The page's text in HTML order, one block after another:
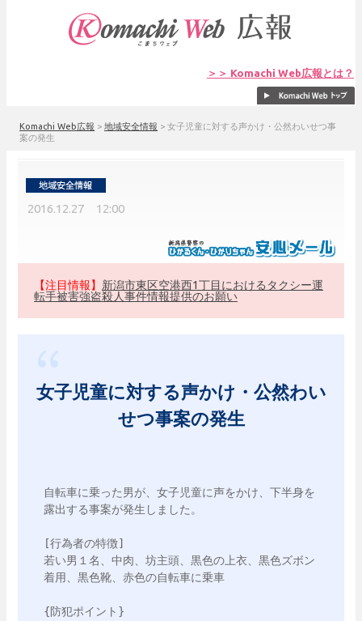
＞＞ Komachi Web広報とは？
Komachi Web広報 > 地域安全情報 > 女子児童に対する声かけ・公然わいせつ事
案の発生
2016.12.27 12:00
【注目情報】 新潟市東区空港西1丁目におけるタクシー運
転手被害強盗殺人事件情報提供のお願い
女子児童に対する声かけ・公然わい
せつ事案の発生
自転車に乗った男が、女子児童に声をかけ、下半身を
露出する事案が発生しました。
[行為者の特徴]
若い男１名、中肉、坊主頭、黒色の上衣、黒色ズボン
着用、黒色靴、赤色の自転車に乗車
{防犯ポイント}